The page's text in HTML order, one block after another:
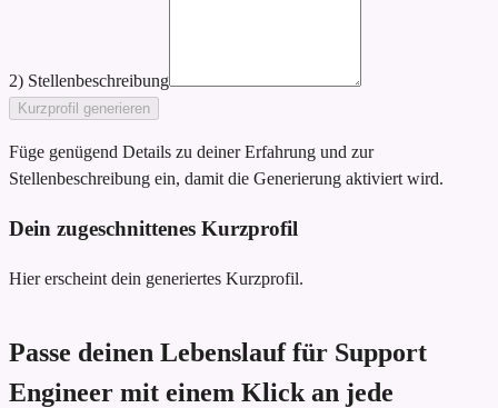
2) Stellenbeschreibung
Kurzprofil generieren
Füge genügend Details zu deiner Erfahrung und zur
Stellenbeschreibung ein, damit die Generierung aktiviert wird.
Dein zugeschnittenes Kurzprofil
Hier erscheint dein generiertes Kurzprofil.
Passe deinen Lebenslauf für Support
Engineer mit einem Klick an jede